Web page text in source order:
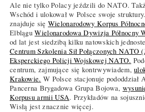
Ale nie tylko Polacy jeździli do NATO.
Wschód i ulokował w Polsce swoje
znajduje się Wielonarodowy Korpus
ElbląguWielonarodowa Dywizja Północny
od lat jest siedzibą kilku natowskich
Centrum Szkolenia Sił Połączonych NATO
Eksperckiego Policji Wojskowej NATO.
centrum, zajmujące się kontrwywiadem,
Krakowie. W Polsce stacjonuje pododdział
Pancerna Brygadowa Grupa Bojowa,
Korpusu armii USA. Przykładów na
Wisłą jest znacznie więcej.